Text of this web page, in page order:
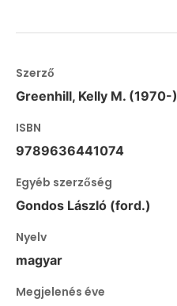
Szerző
Greenhill, Kelly M. (1970-)
ISBN
9789636441074
Egyéb szerzőség
Gondos László (ford.)
Nyelv
magyar
Megjelenés éve